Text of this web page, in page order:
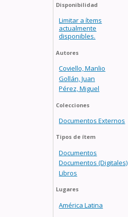
Disponibilidad
Limitar a ítems
actualmente
disponibles.
Autores
Coviello, Manlio
Gollán, Juan
Pérez, Miguel
Colecciones
Documentos Externos
Tipos de ítem
Documentos
Documentos (Digitales)
Libros
Lugares
América Latina